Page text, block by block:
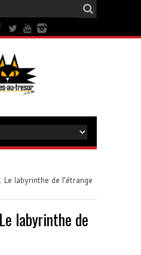
Le labyrinthe de l’étrange
Le labyrinthe de